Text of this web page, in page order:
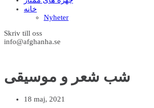
خانه
Nyheter
Skriv till oss
info@afghanha.se
شب شعر و موسیقی
18 maj, 2021